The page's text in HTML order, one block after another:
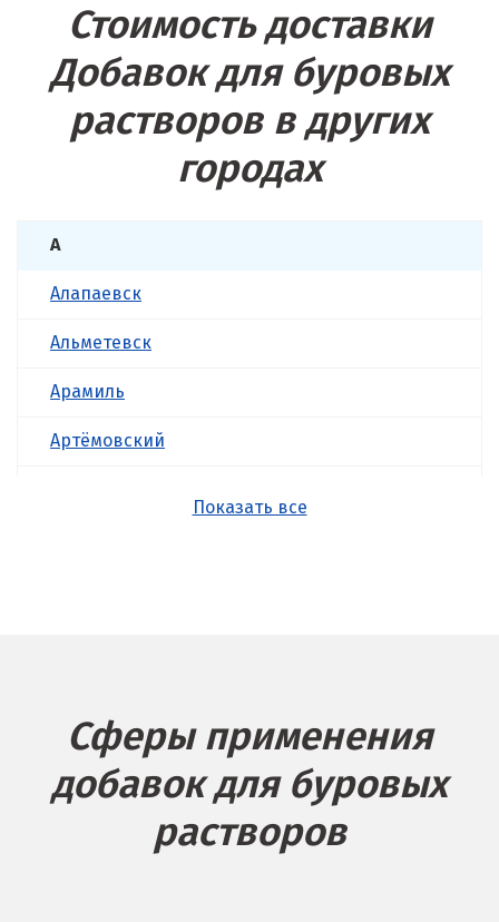
Стоимость доставки
Добавок для буровых
растворов в других
городах
А
Алапаевск
Альметевск
Арамиль
Артёмовский
Берёзовский
Бисерть
Показать все
Сферы применения
добавок для буровых
растворов